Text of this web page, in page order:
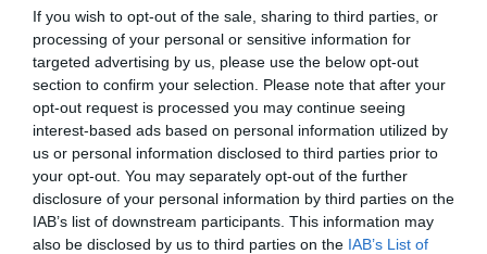
If you wish to opt-out of the sale, sharing to third parties, or
processing of your personal or sensitive information for
targeted advertising by us, please use the below opt-out
section to confirm your selection. Please note that after your
opt-out request is processed you may continue seeing
interest-based ads based on personal information utilized by
us or personal information disclosed to third parties prior to
your opt-out. You may separately opt-out of the further
disclosure of your personal information by third parties on the
IAB’s list of downstream participants. This information may
also be disclosed by us to third parties on the IAB’s List of
élelmiszer-előállításon van.
Jones Biellában, az olasz Alpokat járva cseperedett
fel, ezen felül felnőttként is évekig vett részt
vándorlegeltetésekben. AzUp There the Last
célja, hogy egykicsit közelebb hozza az
embereket az általuk fogyasztott ételekhez
(például: sajtokhoz, szalámikhoz), valamint, hogy
felhívja a figyelmet annak a munkának a
fontosságára, amit azok a farmerek végeznek, akik